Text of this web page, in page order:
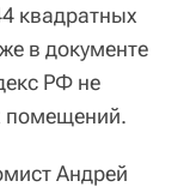
квадратных
в документе
РФ не
помещений.
Андрей